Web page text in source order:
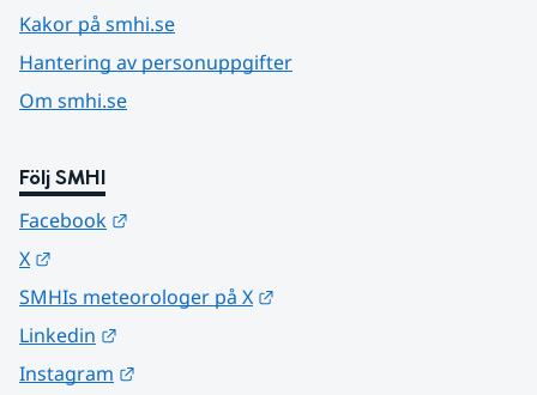
Kakor på smhi.se
Hantering av personuppgifter
Om smhi.se
Följ SMHI
Facebook
X
SMHIs meteorologer på X
Linkedin
Instagram